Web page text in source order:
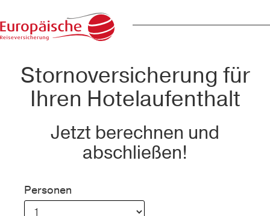
Stornoversicherung für
Ihren Hotelaufenthalt
Jetzt berechnen und
abschließen!
Personen